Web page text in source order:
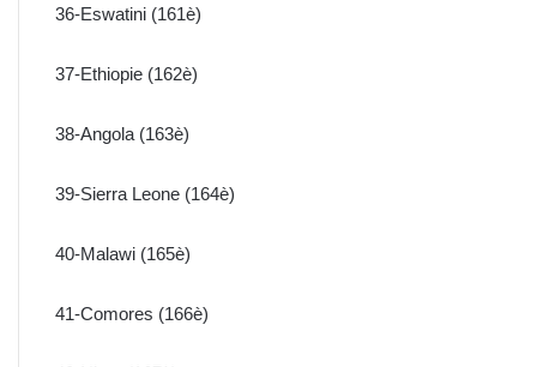
36-Eswatini (161è)
37-Ethiopie (162è)
38-Angola (163è)
39-Sierra Leone (164è)
40-Malawi (165è)
41-Comores (166è)